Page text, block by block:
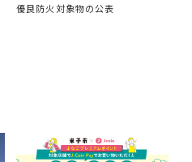
優良防火対象物の公表